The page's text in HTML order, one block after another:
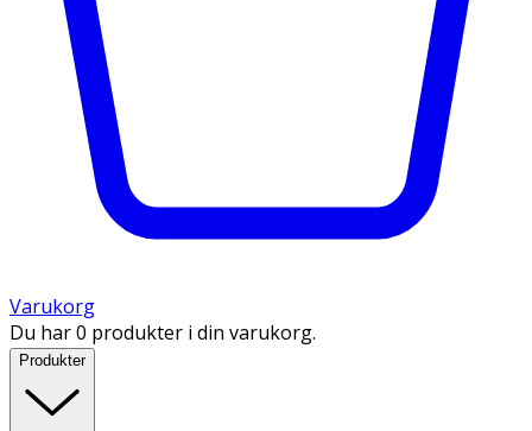
Varukorg
Du har 0 produkter i din varukorg.
Produkter